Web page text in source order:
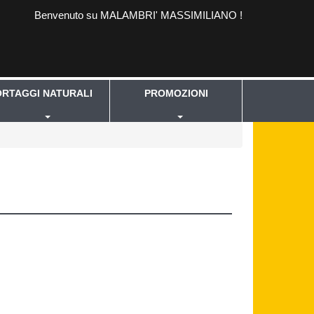
Benvenuto su MALAMBRI' MASSIMILIANO !
NATURALI PROMOZIONI